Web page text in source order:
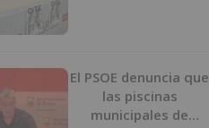
El PSOE denuncia que
las piscinas
municipales de